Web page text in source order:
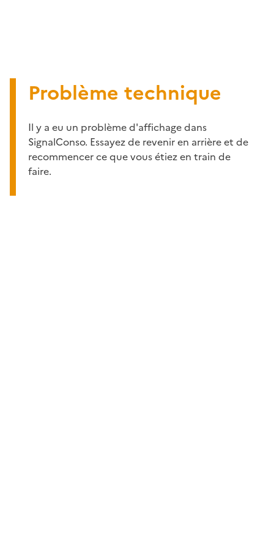
Problème technique
Il y a eu un problème d'affichage dans
SignalConso. Essayez de revenir en arrière et de
recommencer ce que vous étiez en train de
faire.